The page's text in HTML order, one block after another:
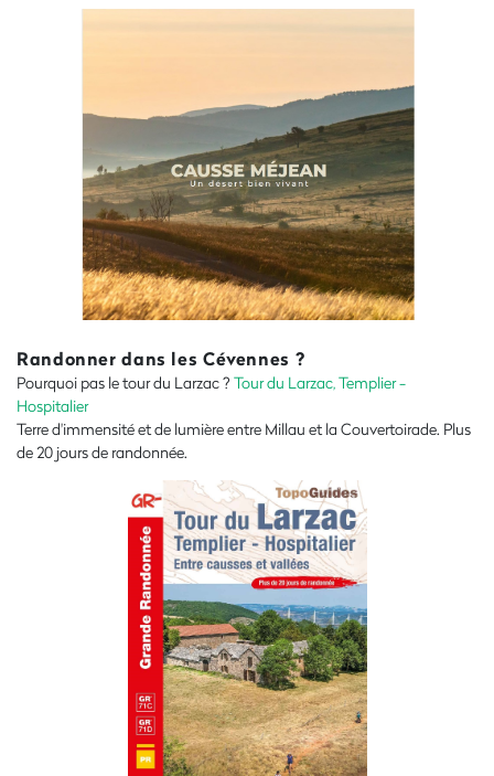
Randonner dans les Cévennes ?
Pourquoi pas le tour du Larzac ? Tour du Larzac, Templier -
Hospitalier
Terre d'immensité et de lumière entre Millau et la Couvertoirade. Plus
de 20 jours de randonnée.